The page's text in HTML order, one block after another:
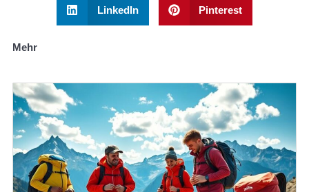
LinkedIn Pinterest
Mehr